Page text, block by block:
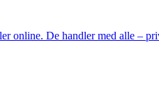
De handler med alle –